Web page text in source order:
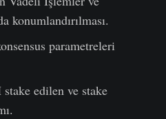
konumlandırılması.
parametreleri
edilen ve stake